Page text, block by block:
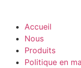
Accueil
Nous
Produits
Politique en